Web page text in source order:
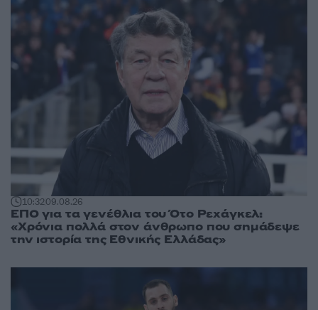
10:3209.08.26
ΕΠΟ για τα γενέθλια του Ότο Ρεχάγκελ:
«Χρόνια πολλά στον άνθρωπο που σημάδεψε
την ιστορία της Εθνικής Ελλάδας»